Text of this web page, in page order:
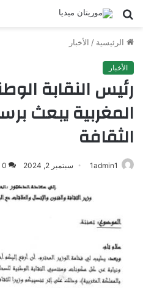
بحث
الرئيسية / الأخبار
الأخبار
رئيس النقابة
المغربية يبعث
الثقافة
1admin1 سبتمبر 2, 2024 0